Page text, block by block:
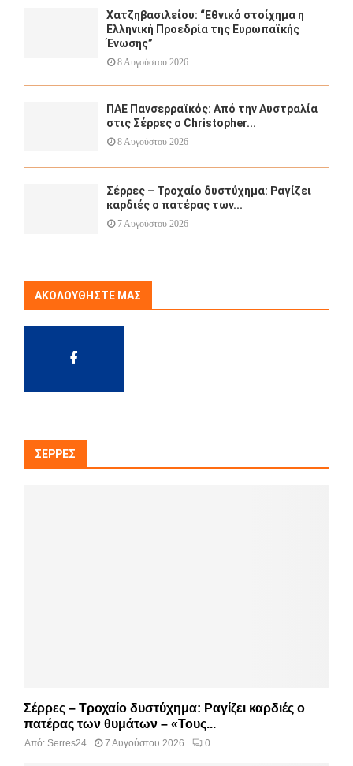
Χατζηβασιλείου: “Εθνικό στοίχημα η
Ελληνική Προεδρία της Ευρωπαϊκής
Ένωσης”
8 Αυγούστου 2026
ΠΑΕ Πανσερραϊκός: Από την Αυστραλία
στις Σέρρες ο Christopher...
8 Αυγούστου 2026
Σέρρες – Τροχαίο δυστύχημα: Ραγίζει
καρδιές ο πατέρας των...
7 Αυγούστου 2026
ΑΚΟΛΟΥΘΉΣΤΕ ΜΑΣ
ΣΈΡΡΕΣ
Σέρρες – Τροχαίο δυστύχημα: Ραγίζει καρδιές ο
πατέρας των θυμάτων – «Τους...
Από: Serres24 7 Αυγούστου 2026 0